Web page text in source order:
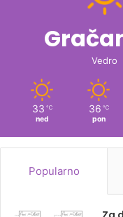
Vedro
33 ℃
ned
36 ℃
pon
Popularno